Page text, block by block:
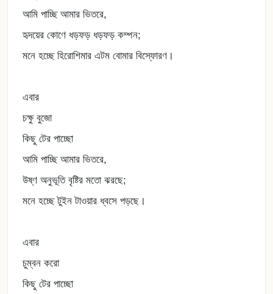
আমি পাচ্ছি আমার ভিতরে,
হৃদয়ের কোণে ধড়ফড় ধড়ফড় কম্পন;
মনে হচ্ছে হিরোশিমার এটম বোমার বিস্ফোরণ।
এবার
চক্ষু বুজো
কিছু টের পাচ্ছো
আমি পাচ্ছি আমার ভিতরে,
উষ্ণ অনুভূতি বৃষ্টির মতো ঝরছে;
মনে হচ্ছে টুইন টাওয়ার ধ্বসে পড়ছে।
এবার
চুম্বন করো
কিছু টের পাচ্ছো